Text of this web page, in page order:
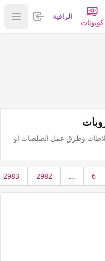
كوبونات
الراقية تسجيل
عرض
وطرق عمل الصلصات او
6
...
2982
2983